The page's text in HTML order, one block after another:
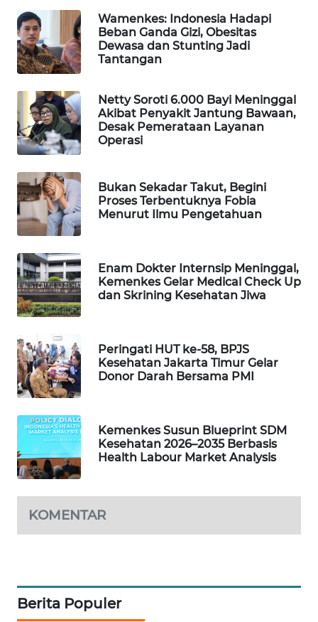
Wamenkes: Indonesia Hadapi
Beban Ganda Gizi, Obesitas
Dewasa dan Stunting Jadi
Tantangan
Netty Soroti 6.000 Bayi Meninggal
Akibat Penyakit Jantung Bawaan,
Desak Pemerataan Layanan
Operasi
Bukan Sekadar Takut, Begini
Proses Terbentuknya Fobia
Menurut Ilmu Pengetahuan
Enam Dokter Internsip Meninggal,
Kemenkes Gelar Medical Check Up
dan Skrining Kesehatan Jiwa
Peringati HUT ke-58, BPJS
Kesehatan Jakarta Timur Gelar
Donor Darah Bersama PMI
Kemenkes Susun Blueprint SDM
Kesehatan 2026–2035 Berbasis
Health Labour Market Analysis
KOMENTAR
Berita Populer
WAHANA
SPORT
UMKM
WAHANA
SELEB
WAHANA
PERSONA
WAHANA
OTOMOTIF
WAHANA
HEALTH
WAHANA
DESA
WISATA
WAHANA
Wahana
Network
KONSUMEN
WALINKI